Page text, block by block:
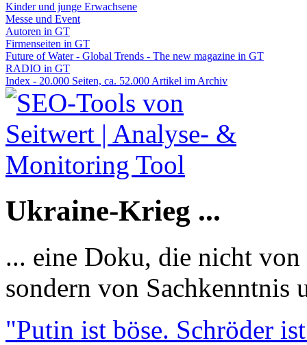
Kinder und junge Erwachsene
Messe und Event
Autoren in GT
Firmenseiten in GT
Future of Water - Global Trends - The new magazine in GT
RADIO in GT
Index - 20.000 Seiten, ca. 52.000 Artikel im Archiv
Ukraine-Krieg ...
... eine Doku, die nicht
sondern von Sachkenntnis
"Putin ist böse. Schröder